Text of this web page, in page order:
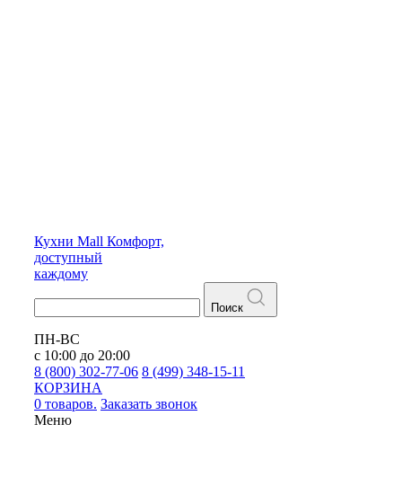
Кухни Mall Комфорт,
доступный
каждому
Поиск
ПН-ВС
с 10:00 до 20:00
8 (800) 302-77-06 8 (499) 348-15-11
КОРЗИНА
0 товаров. Заказать звонок
Меню